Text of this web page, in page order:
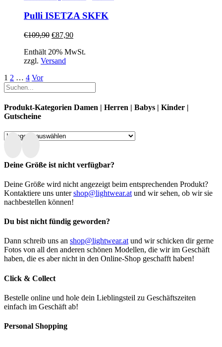
werden
weist
mehrere
der
Produktseite
gewählt
werden
Pulli ISETZA SKFK
€109,90 Ursprünglicher
war:
€109,90
€87,90Aktueller
ist:
Enthält 20% MwSt.
zzgl. Versand
1 2 … 4 Vor
Produkt-Kategorien Damen | Herren | Babys | Kinder |
Gutscheine
Deine Größe ist nicht verfügbar?
Deine Größe wird nicht angezeigt beim entsprechenden Produkt?
Kontaktiere uns untershop@lightwear.at und wir sehen, ob wir sie
nachbestellen können!
Du bist nicht fündig geworden?
Dann schreib uns an shop@lightwear.at und wir schicken dir gerne
Fotos von all den anderen schönen Modellen, die wir im Geschäft
haben, die es aber nicht in den Online-Shop geschafft haben!
Click & Collect
Bestelle online und hole dein Lieblingsteil zu Geschäftszeiten
einfach im Geschäft ab!
Personal Shopping